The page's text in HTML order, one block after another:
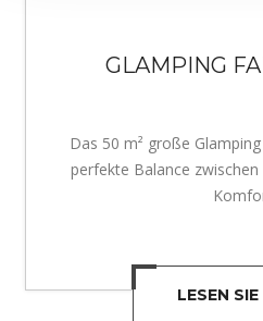
GLAMPING
Das 50 m² große
perfekte Balance
LESEN